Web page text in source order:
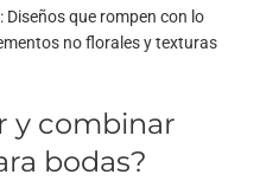
: Diseños que rompen con lo
no florales y texturas
y combinar
bodas?